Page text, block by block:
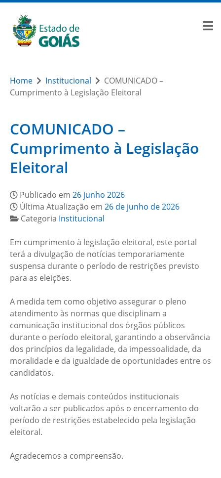
Home Institucional
COMUNICADO –
Cumprimento à Legislação Eleitoral
COMUNICADO –
Cumprimento à Legislação
Eleitoral
Publicado em 26 junho 2026
Última Atualização em 26 de junho de 2026
Categoria Institucional
Em cumprimento à legislação eleitoral, este portal
terá a divulgação de notícias temporariamente
suspensa durante o período de restrições previsto
para as eleições.
A medida tem como objetivo assegurar o pleno
atendimento às normas que disciplinam a
comunicação institucional dos órgãos públicos
durante o período eleitoral, garantindo a observância
dos princípios da legalidade, da impessoalidade, da
moralidade e da igualdade de oportunidades entre os
candidatos.
As notícias e demais conteúdos institucionais
voltarão a ser publicados após o encerramento do
período de restrições estabelecido pela legislação
eleitoral.
Agradecemos a compreensão.